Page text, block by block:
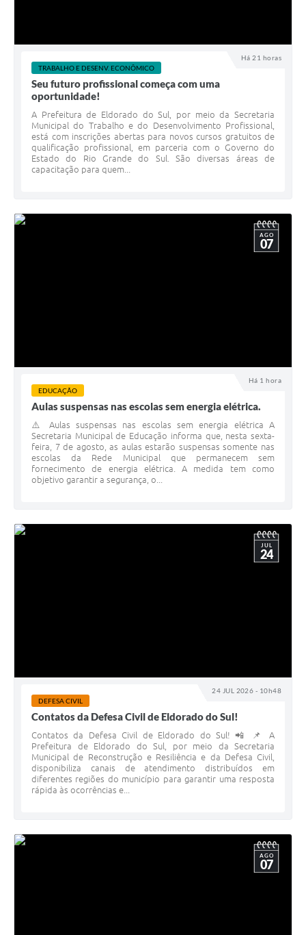
Há 21 horas
TRABALHO E DESENV. ECONÔMICO
Seu futuro profissional começa com uma
oportunidade!
A Prefeitura de Eldorado do Sul, por meio da Secretaria
Municipal do Trabalho e do Desenvolvimento Profissional,
está com inscrições abertas para novos cursos gratuitos de
qualificação profissional, em parceria com o Governo do
Estado do Rio Grande do Sul. São diversas áreas de
capacitação para quem...
Há 1 hora
AGO
07
EDUCAÇÃO
Aulas suspensas nas escolas sem energia elétrica.
⚠️ Aulas suspensas nas escolas sem energia elétrica A
Secretaria Municipal de Educação informa que, nesta sexta-
feira, 7 de agosto, as aulas estarão suspensas somente nas
escolas da Rede Municipal que permanecem sem
fornecimento de energia elétrica. A medida tem como
objetivo garantir a segurança, o...
24 JUL 2026 - 10h48
JUL
24
DEFESA CIVIL
Contatos da Defesa Civil de Eldorado do Sul!
Contatos da Defesa Civil de Eldorado do Sul! 📲 📌 A
Prefeitura de Eldorado do Sul, por meio da Secretaria
Municipal de Reconstrução e Resiliência e da Defesa Civil,
disponibiliza canais de atendimento distribuídos em
diferentes regiões do município para garantir uma resposta
rápida às ocorrências e...
AGO
07